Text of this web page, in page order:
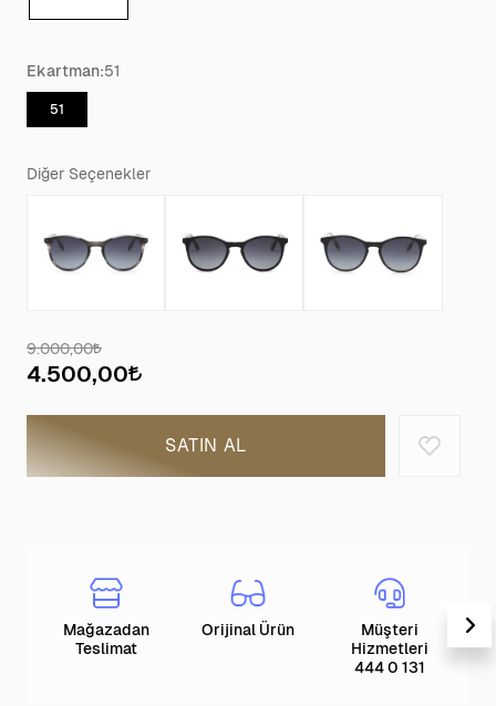
Ekartman:51
51
Diğer Seçenekler
9.000,00
4.500,00
SATIN AL
Mağazadan
Teslimat
Orijinal Ürün
Müşteri
Hizmetleri
444 0 131